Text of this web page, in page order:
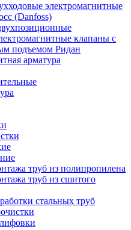
электромагнитные
(Danfoss)
клапаны с
подъемом Ридан
арматура
труб из полипропилена
труб из сшитого
стальных труб